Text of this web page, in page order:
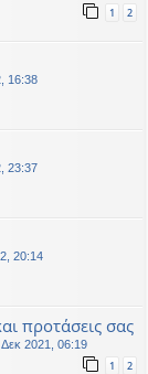
1 2
16:38
23:37
20:14
προτάσεις σας
2021, 06:19
1 2